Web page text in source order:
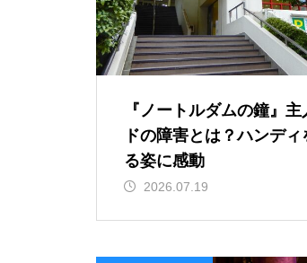
『ノートルダムの鐘』
ドの障害とは？ハンディ
る姿に感動
2026.07.19